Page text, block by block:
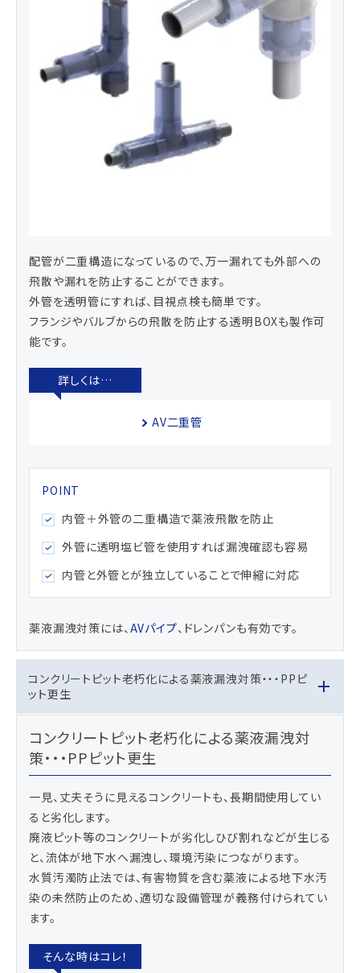
配管が二重構造になっているので、万一漏れても外部への
飛散や漏れを防止することができます。
外管を透明管にすれば、目視点検も簡単です。
フランジやバルブからの飛散を防止する透明BOXも製作可
能です。
AV二重管
内管＋外管の二重構造で薬液飛散を防止
外管に透明塩ビ管を使用すれば漏洩確認も容易
内管と外管とが独立していることで伸縮に対応
薬液漏洩対策には、 AVパイプ、ドレンパンも有効です。
コンクリートピット老朽化による薬液漏洩対策・・・PPピ
ット更生
コンクリートピット老朽化による薬液漏洩対
策・・・PPピット更生
一見、丈夫そうに見えるコンクリートも、長期間使用してい
ると劣化します。
廃液ピット等のコンクリートが劣化しひび割れなどが生じる
と、流体が地下水へ漏洩し、環境汚染につながります。
水質汚濁防止法では、有害物質を含む薬液による地下水汚
染の未然防止のため、適切な設備管理が義務付けられてい
ます。